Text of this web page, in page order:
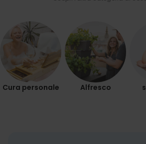
Cura personale Alfresco
NON CLASSIFICATO